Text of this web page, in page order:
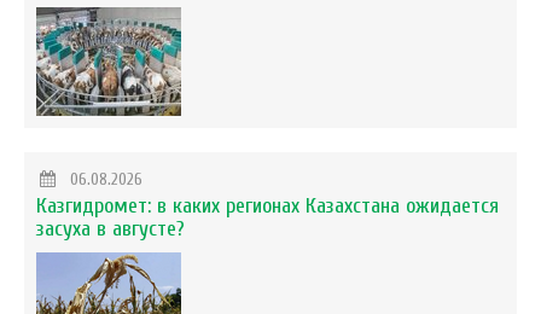
06.08.2026
Казгидромет: в каких регионах Казахстана ожидается
засуха в августе?